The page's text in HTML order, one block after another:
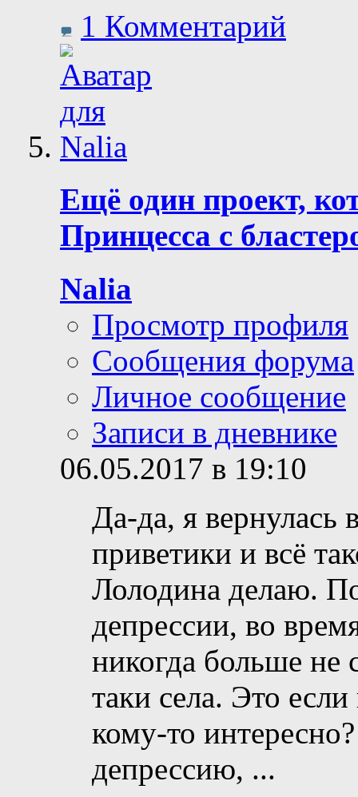
1 Комментарий
Ещё один проект,
Принцесса с
Nalia
Просмотр профиля
Сообщения форума
Личное сообщение
Записи в дневнике
06.05.2017 в 19:10
Да-да, я
приветики и всё
Лолодина делаю.
депрессии, во
никогда больше не
таки села. Это
кому-то
депрессию, ...